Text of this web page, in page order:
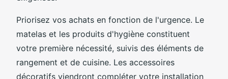
Priorisez vos achats en fonction de l'urgence. Le
matelas et les produits d'hygiène constituent
votre première nécessité, suivis des éléments de
rangement et de cuisine. Les accessoires
décoratifs viendront compléter votre installation